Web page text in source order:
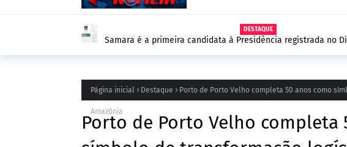
DESTAQUE
Samara é a primeira candidata à Presidência registrada no
Página inicial Destaque Porto de Porto Velho completa 50 anos como
Amazônia
Porto de Porto Velho completa